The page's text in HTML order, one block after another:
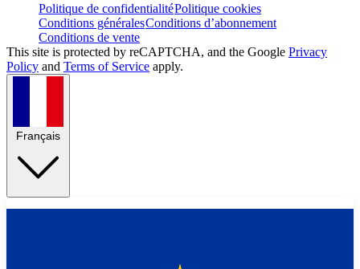
Politique de confidentialitéPolitique cookies
Conditions généralesConditions d’abonnement
Conditions de vente
This site is protected by reCAPTCHA, and the Google Privacy
Policy and Terms of Service apply.
Français